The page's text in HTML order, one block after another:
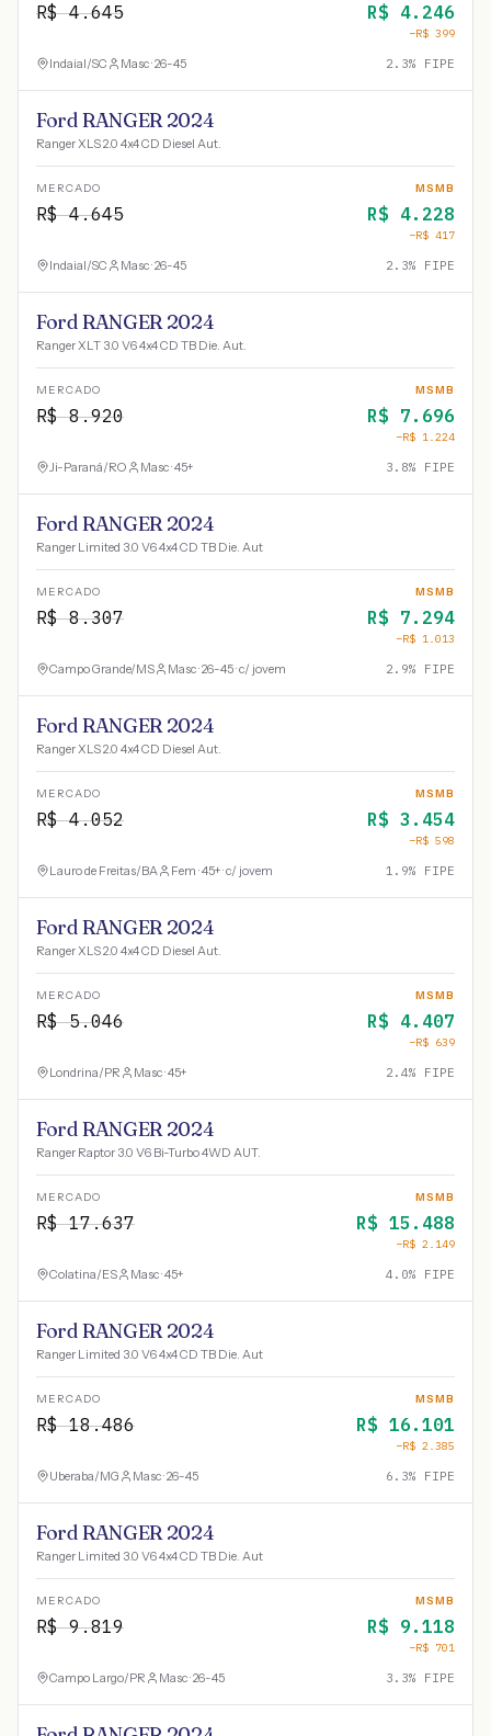
R$4.645 R$ 4.246
−R$ 399
Indaial/SC Masc · 26-45 2.3% FIPE
Ford RANGER 2024
Ranger XLS 2.0 4x4 CD Diesel Aut.
MERCADO
R$4.645
MSMB
R$ 4.228
−R$ 417
Indaial/SC Masc · 26-45 2.3% FIPE
Ford RANGER 2024
Ranger XLT 3.0 V6 4x4 CD TB Die. Aut.
MERCADO
R$8.920
MSMB
R$ 7.696
−R$ 1.224
Ji-Paraná/RO Masc · 45+ 3.8% FIPE
Ford RANGER 2024
Ranger Limited 3.0 V6 4x4 CD TB Die. Aut
MERCADO
R$8.307
MSMB
R$ 7.294
−R$ 1.013
Campo Grande/MS Masc · 26-45 · c/ jovem 2.9% FIPE
Ford RANGER 2024
Ranger XLS 2.0 4x4 CD Diesel Aut.
MERCADO
R$4.052
MSMB
R$ 3.454
−R$ 598
Lauro de Freitas/BA Fem · 45+ · c/ jovem 1.9% FIPE
Ford RANGER 2024
Ranger XLS 2.0 4x4 CD Diesel Aut.
MERCADO
R$5.046
MSMB
R$ 4.407
−R$ 639
Londrina/PR Masc · 45+ 2.4% FIPE
Ford RANGER 2024
Ranger Raptor 3.0 V6 Bi-Turbo 4WD AUT.
MERCADO
R$17.637
MSMB
R$ 15.488
−R$ 2.149
Colatina/ES Masc · 45+ 4.0% FIPE
Ford RANGER 2024
Ranger Limited 3.0 V6 4x4 CD TB Die. Aut
MERCADO
R$18.486
MSMB
R$ 16.101
−R$ 2.385
Uberaba/MG Masc · 26-45 6.3% FIPE
Ford RANGER 2024
Ranger Limited 3.0 V6 4x4 CD TB Die. Aut
MERCADO
R$9.819
MSMB
R$ 9.118
−R$ 701
Campo Largo/PR Masc · 26-45 3.3% FIPE